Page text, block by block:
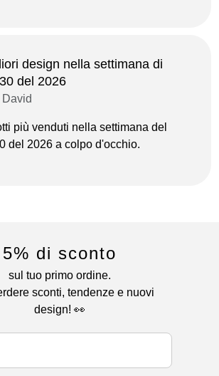
design nella settimana di
del 2026
più venduti nella settimana del
del 2026 a colpo d'occhio.
5% di sconto
sul tuo primo ordine.
sconti, tendenze e nuovi
design! 👀